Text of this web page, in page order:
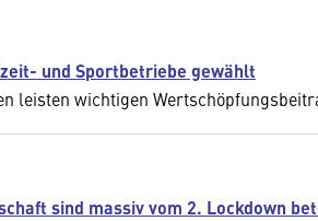
und Sportbetriebe gewählt
leisten wichtigen
sind massiv vom 2. Lockdown